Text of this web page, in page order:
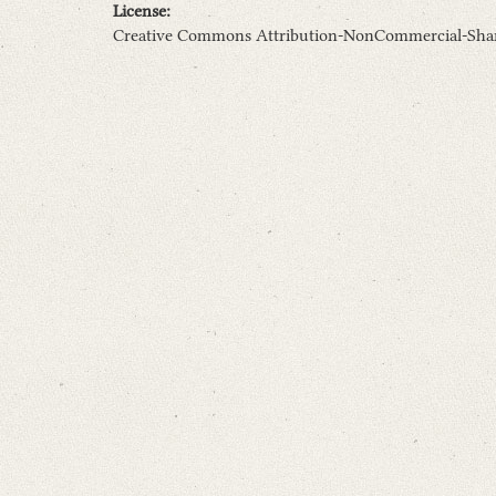
License:
Creative Commons Attribution-NonCommercial-